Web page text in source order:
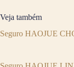
Veja também
Seguro HAOJUE